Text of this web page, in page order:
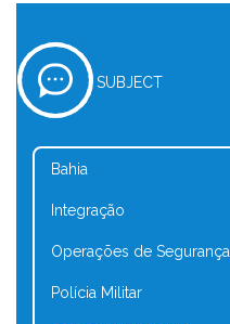
SUBJECT
Bahia
Integração
Operações de Segurança
Polícia Militar